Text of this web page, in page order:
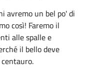
avremo un bel po' di
così! Faremo il
alle spalle e
il bello deve